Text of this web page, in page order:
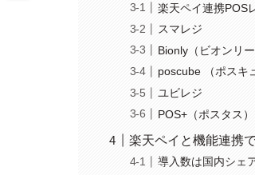
楽天ペイ連携POS
スマレジ
Bionly（ビオンリー
poscube （ポスキ
ユビレジ
POS+（ポスタス）
楽天ペイと機能連携
導入数は国内シェ